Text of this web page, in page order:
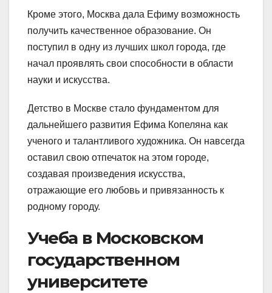
Кроме этого, Москва дала Ефиму возможность
получить качественное образование. Он
поступил в одну из лучших школ города, где
начал проявлять свои способности в области
науки и искусства.
Детство в Москве стало фундаментом для
дальнейшего развития Ефима Копеляна как
ученого и талантливого художника. Он навсегда
оставил свою отпечаток на этом городе,
создавая произведения искусства,
отражающие его любовь и привязанность к
родному городу.
Учеба в Московском
государственном
университете